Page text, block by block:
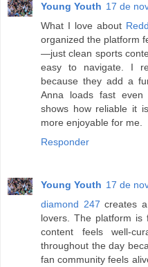
Young Youth 17 de
What I love about
organized the platform
—just clean sports
easy to navigate. I
because they add a
Anna loads fast even
shows how reliable it
more enjoyable for me.
Responder
Young Youth 17 de
diamond 247 creates
lovers. The platform
content feels well-
throughout the day
fan community feels